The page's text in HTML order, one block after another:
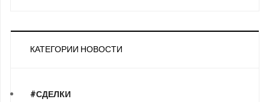
КАТЕГОРИИ НОВОСТИ
#СДЕЛКИ